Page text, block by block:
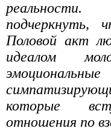
подчеркнуть,
Половой акт
идеалом
которые
отношения по